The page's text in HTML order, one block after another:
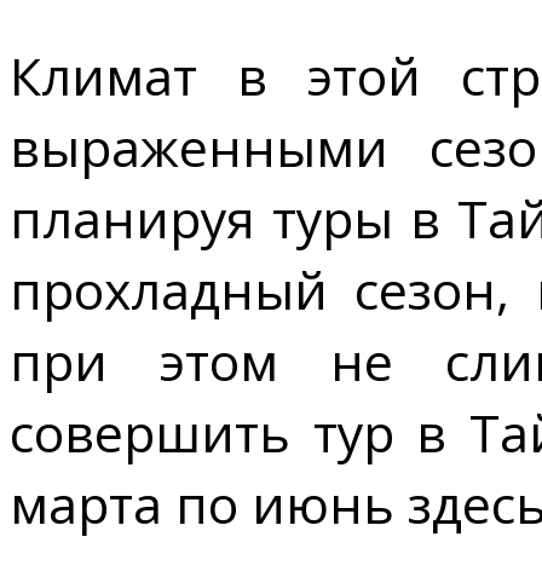
Климат в этой
выраженными
планируя туры в
прохладный
при этом не
совершить тур в
марта по июнь